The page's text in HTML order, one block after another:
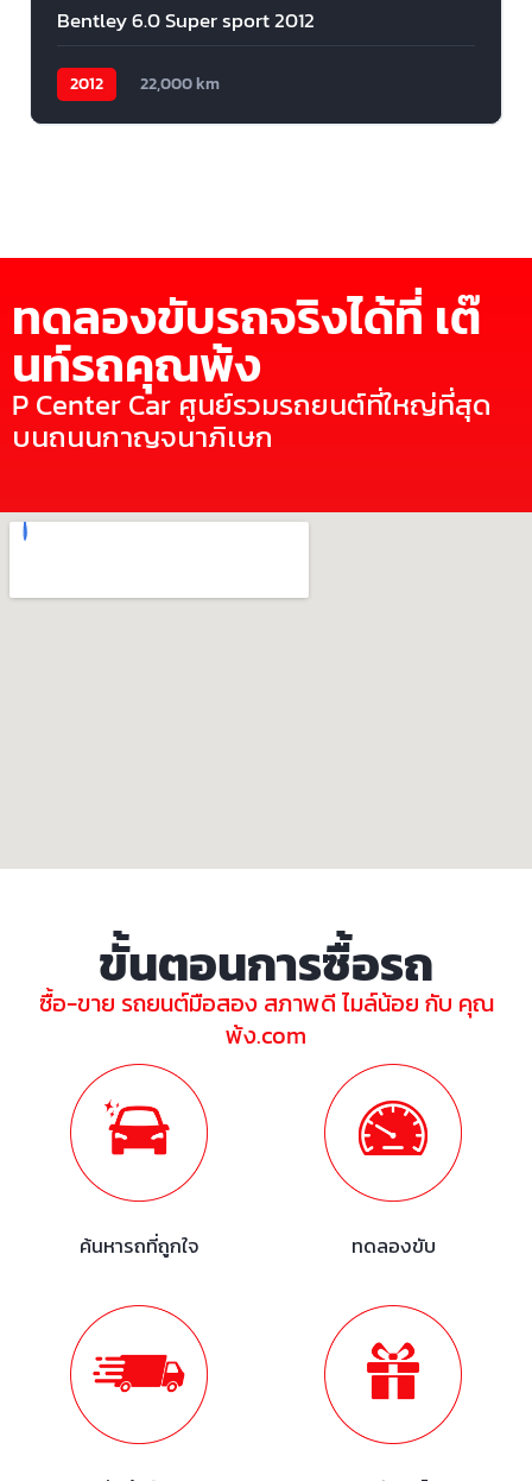
Bentley 6.0 Super sport 2012
2012 22,000 km
ทดลองขับรถจริงได้ที่ เต๊
นท์รถคุณพ้ง
P Center Car ศูนย์รวมรถยนต์ที่ใหญ่ที่สุด
บนถนนกาญจนาภิเษก
ขั้นตอนการซื้อรถ
ซื้อ-ขาย รถยนต์มือสอง สภาพดี ไมล์น้อย กับ คุณ
พ้ง.com
ค้นหารถที่ถูกใจ ทดลองขับ